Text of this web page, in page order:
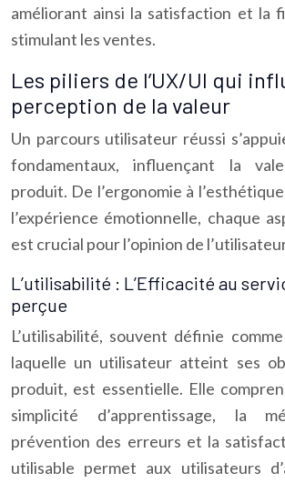
améliorant ainsi la satisfaction et la
stimulant les ventes.
Les piliers de l’UX/UI qui
perception de la valeur
Un parcours utilisateur réussi
fondamentaux, influençant la
produit. De l’ergonomie à
l’expérience émotionnelle, chaque
est crucial pour l’opinion de
L’utilisabilité : L’Efficacité au
perçue
L’utilisabilité, souvent définie
laquelle un utilisateur atteint ses
produit, est essentielle. Elle
simplicité d’apprentissage, la
prévention des erreurs et la
utilisable permet aux utilisateurs